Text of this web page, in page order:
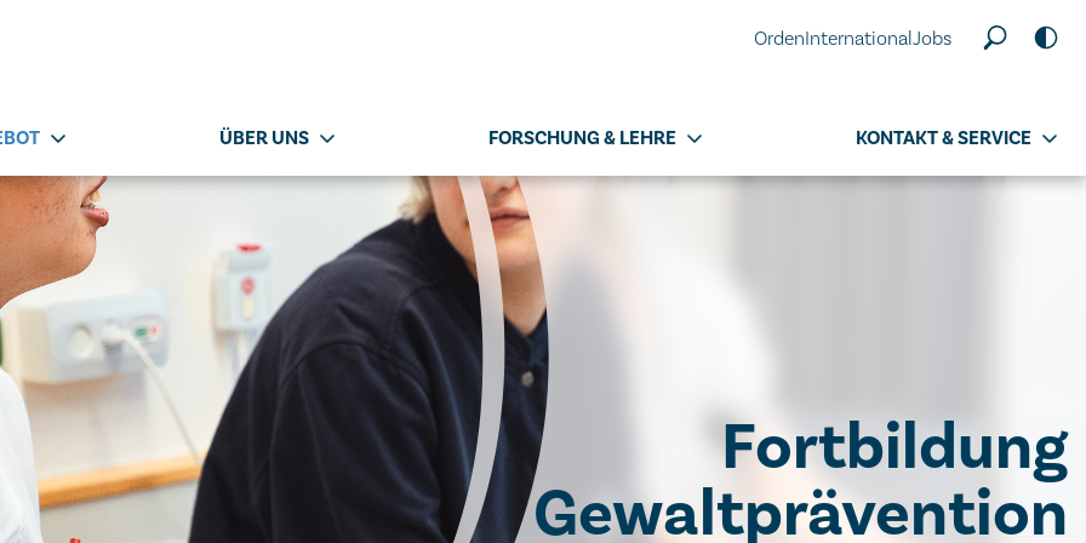
OrdenInternationalJobs
ÜBER UNS FORSCHUNG & LEHRE KONTAKT & SERVICE
Fortbildung
Gewaltprävention